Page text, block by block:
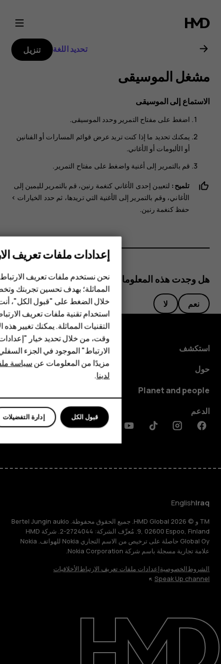
دليل
مستخدم
Nokia
8000
4G
الهواتف الذكية
الهواتف المميزة
HMD Terra M
HMD DUB
HMD Watch
للأعمال
حول
الدعم
Iraq
تحديد اللغة تنزيل
مشغل الموسيقى
الاستماع إلى الموسيقى
اضغط على مفتاح التمرير وحدد الموسيقى.
يمكنك تحديد ما إذا كنت تريد عرض قوائم المسارات أو الفنانين
أو الألبومات أو الأغاني.
قم بالتمرير إلى أغنية واضغط على مفتاح التمرير.
تلميح: لتعيين إحدى الأغاني كنغمة رنين، قم بالتمرير لليمين إلى
الأغاني، وقم بالتمرير إلى الأغنية التي تريدها، ثم حدد الخيارات >
حفظ كنغمة رنين.
هل وجدت هذه المعلومات مفيدة؟
نعم لا
استكشف
حول
Planet and people
الدعم
Facebook
Instagram
Tiktok
Youtube
Linkedin
Discord
Iraq
English
TM و © 2026 HMD Global. جميع الحقوق محفوظة. Bertel Jungin aukio
9, 02600 Espoo, Finland. مُعرِّف الشركة: 2724044-2. شركة HMD
Global Oy حاصلة على ترخيص من الاسم التجاري Nokia للهواتف. Nokia
علامة تجارية مسجلة باسم شركة Nokia Corporation.
الشروطالخصوصيةإعدادات ملفات تعريف الارتباطالأخلاقيات
Speak Up channel
إعدادات ملفات تعريف
نحن نستخدم ملفات تعريف
المماثلة؛ بهدف تحسين تجربتك
خلال الضغط على "قبول الكل"،
استخدام تقنية ملفات تعريف
التقنيات المماثلة. يمكنك تغيير
وقت، من خلال تحديد خيار
الارتباط" الموجود في الجزء
مزيدًا من المعلومات عنسياسة
لدينا.
إدارة التفضيلات قبول الكل